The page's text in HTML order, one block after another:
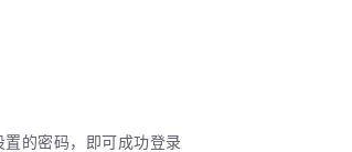
的密码，即可成功登录